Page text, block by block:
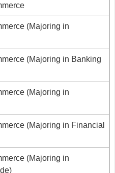
(Majoring in
(Majoring in Banking
(Majoring in
(Majoring in Financial
(Majoring in